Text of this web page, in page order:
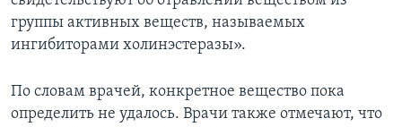
группы активных веществ, называемых
ингибиторами холинэстеразы».
По словам врачей, конкретное вещество пока
определить не удалось. Врачи также отмечают, что